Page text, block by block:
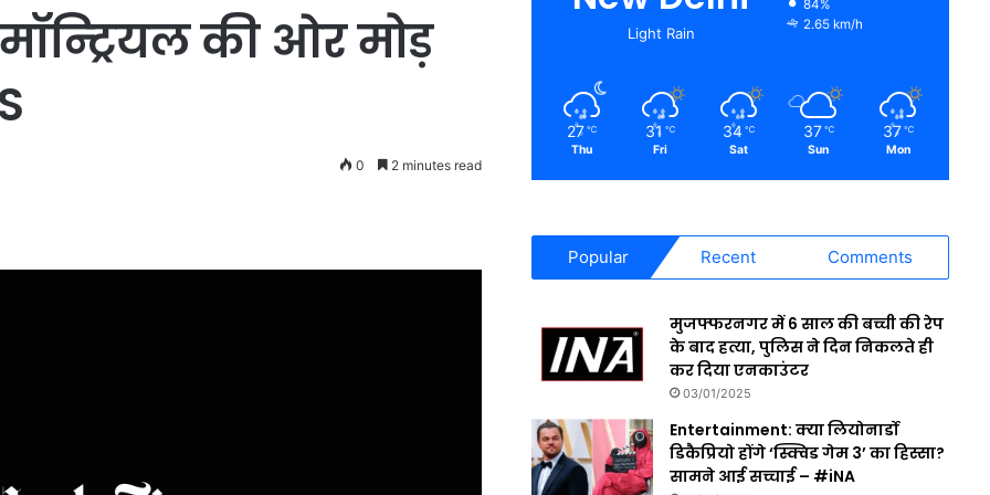
की ओर मोड़
0 2 minutes read
Light Rain
84%
2.65 km/h
27 ℃
Thu
31 ℃
Fri
34 ℃
Sat
37 ℃
Sun
37 ℃
Mon
Popular Recent Comments
मुजफ्फरनगर में 6 साल की बच्ची की रेप
के बाद हत्या, पुलिस ने दिन निकलते ही
कर दिया एनकाउंटर
03/01/2025
Entertainment: क्या लियोनार्डो
डिकैप्रियो होंगे ‘स्क्विड गेम 3’ का हिस्सा?
सामने आई सच्चाई – #iNA